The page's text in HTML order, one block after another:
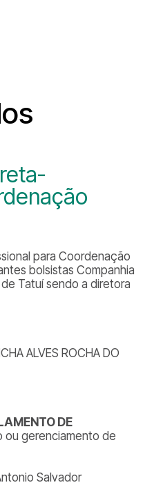
para Coordenação
bolsistas Companhia
Tatuí sendo a diretora
ALVES ROCHA DO
DE
ou gerenciamento de
Salvador